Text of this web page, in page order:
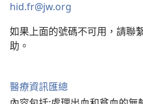
hid.fr@jw.org
如果上面的號碼不可用，請聯
助。
醫療資訊匯總